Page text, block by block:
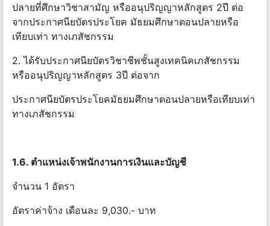
ปลายที่ศึกษาวิชาสามัญ หรืออนุปริญญาหลักสูตร 2ปี ต่อ
จากประกาศนียบัตรประโยค มัธยมศึกษาตอนปลายหรือ
เทียบเท่า ทางเภสัชกรรม
2. ได้รับประกาศนียบัตรวิชาชีพชั้นสูงเทคนิคเภสัชกรรม
หรืออนุปริญญาหลักสูตร 3ปี ต่อจาก
ประกาศนียบัตรประโยคมัธยมศึกษาตอนปลายหรือเทียบเท่า
ทางเภสัชกรรม
1.6. ตําแหน่งเจ้าพนักงานการเงินและบัญชี
จำนวน 1 อัตรา
อัตราค่าจ้าง เดือนละ 9,030.- บาท